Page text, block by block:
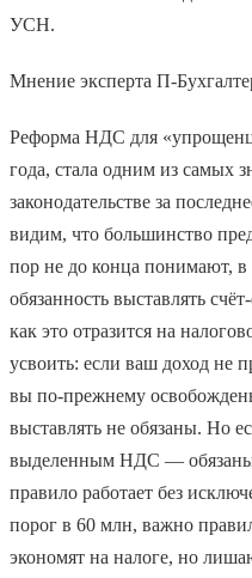
УСН.
Мнение эксперта П-
Реформа НДС для
года, стала одним из самых
законодательстве за
видим, что большинство
пор не до конца понимают,
обязанность выставлять
как это отразится на
усвоить: если ваш доход не
вы по-прежнему
выставлять не обязаны. Но
выделенным НДС — обязаны
правило работает без
порог в 60 млн, важно
экономят на налоге, но